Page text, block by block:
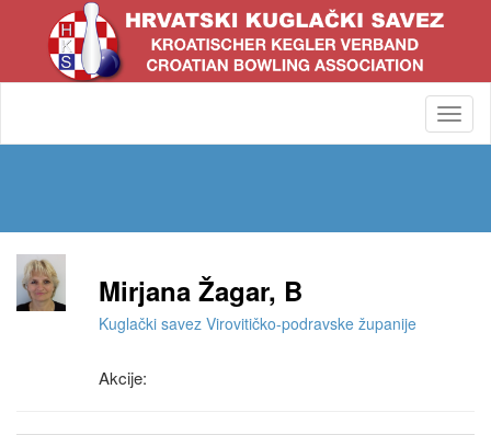
Mirjana Žagar, B
Kuglački savez Virovitičko-podravske županije
Akcije: